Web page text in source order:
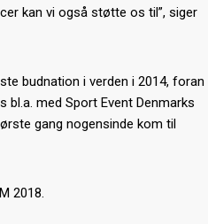
kan vi også støtte os til”, siger
budnation i verden i 2014, foran
med Sport Event Denmarks
gang nogensinde kom til
2018.